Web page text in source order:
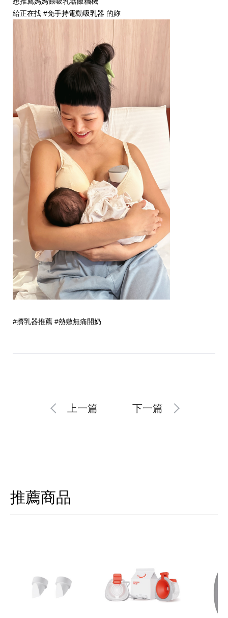
給正在找 #免手持電動吸乳器 的妳
#擠乳器推薦 #熱敷無痛開奶
上一篇 下一篇
推薦商品